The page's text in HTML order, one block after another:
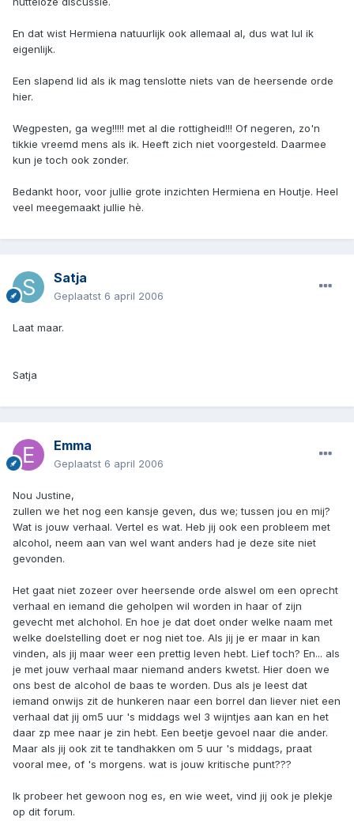
En dat wist Hermiena natuurlijk ook allemaal al, dus wat lul ik
eigenlijk.
Een slapend lid als ik mag tenslotte niets van de heersende orde
hier.
Wegpesten, ga weg!!!!! met al die rottigheid!!! Of negeren, zo'n
tikkie vreemd mens als ik. Heeft zich niet voorgesteld. Daarmee
kun je toch ook zonder.
Bedankt hoor, voor jullie grote inzichten Hermiena en Houtje. Heel
veel meegemaakt jullie hè.
Satja
Geplaatst 6 april 2006
Laat maar.
Satja
Emma
Geplaatst 6 april 2006
Nou Justine,
zullen we het nog een kansje geven, dus we; tussen jou en mij?
Wat is jouw verhaal. Vertel es wat. Heb jij ook een probleem met
alcohol, neem aan van wel want anders had je deze site niet
gevonden.
Het gaat niet zozeer over heersende orde alswel om een oprecht
verhaal en iemand die geholpen wil worden in haar of zijn
gevecht met alchohol. En hoe je dat doet onder welke naam met
welke doelstelling doet er nog niet toe. Als jij je er maar in kan
vinden, als jij maar weer een prettig leven hebt. Lief toch? En... als
je met jouw verhaal maar niemand anders kwetst. Hier doen we
ons best de alcohol de baas te worden. Dus als je leest dat
iemand onwijs zit de hunkeren naar een borrel dan liever niet een
verhaal dat jij om5 uur 's middags wel 3 wijntjes aan kan en het
daar zp mee naar je zin hebt. Een beetje gevoel naar die ander.
Maar als jij ook zit te tandhakken om 5 uur 's middags, praat
vooral mee, of 's morgens. wat is jouw kritische punt???
Ik probeer het gewoon nog es, en wie weet, vind jij ook je plekje
op dit forum.